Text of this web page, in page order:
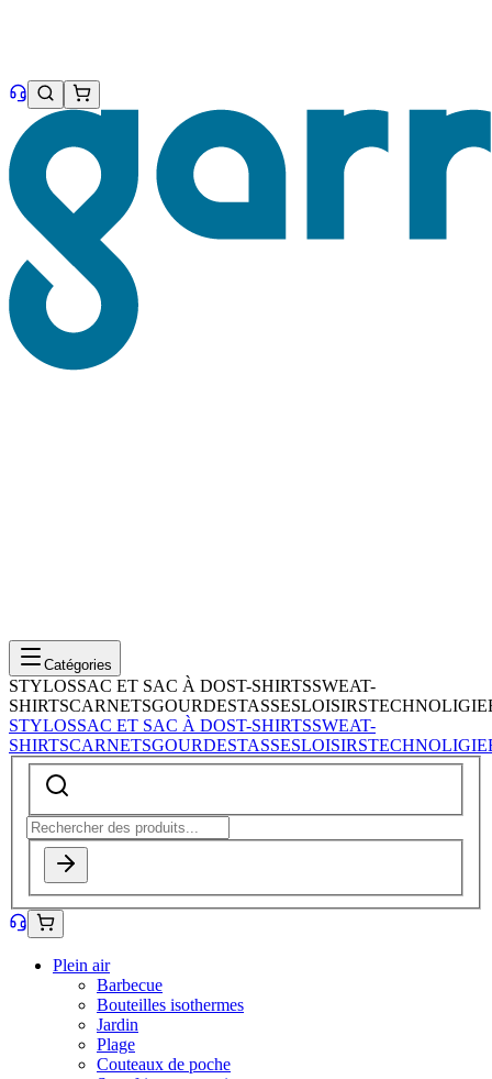
Catégories
STYLOSSAC ET SAC À DOST-SHIRTSSWEAT-
SHIRTSCARNETSGOURDESTASSESLOISIRSTECHNOLIGIE
STYLOSSAC ET SAC À DOST-SHIRTSSWEAT-
SHIRTSCARNETSGOURDESTASSESLOISIRSTECHNOLIGIE
Plein air
Barbecue
Bouteilles isothermes
Jardin
Plage
Couteaux de poche